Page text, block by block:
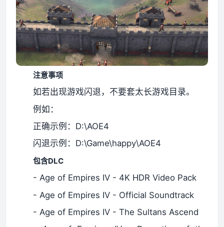
注意事项
如若出现游戏闪退，不要套太长游戏目录。
例如：
正确示例：D:\AOE4
闪退示例：D:\Game\happy\AOE4
包含DLC
- Age of Empires IV - 4K HDR Video Pack
- Age of Empires IV - Official Soundtrack
- Age of Empires IV - The Sultans Ascend